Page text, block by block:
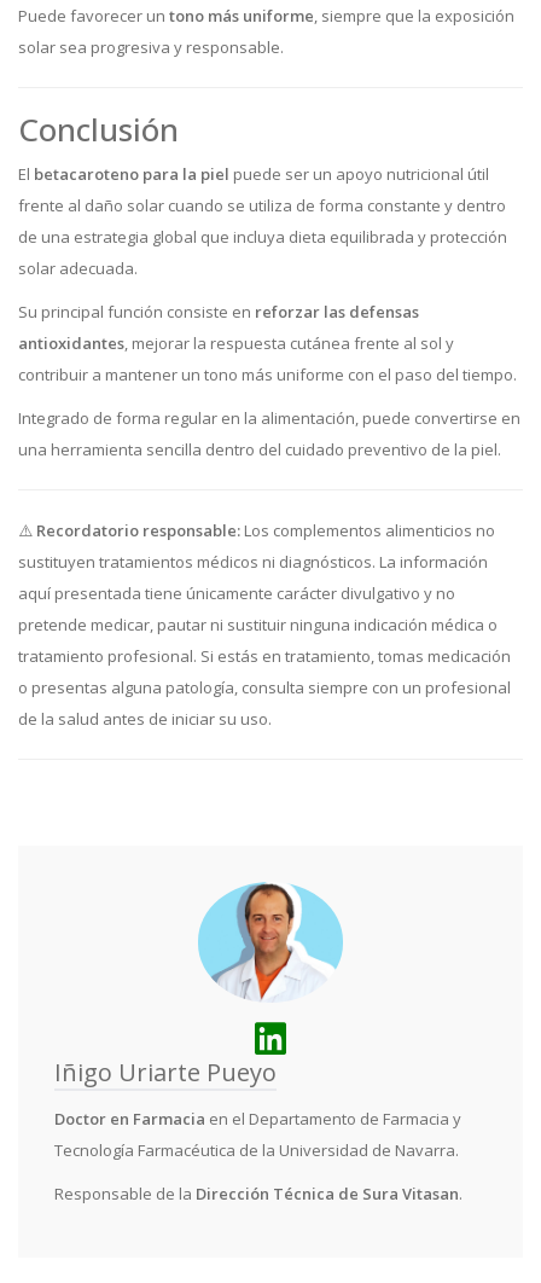
Puede favorecer un tono más uniforme, siempre que la exposición
solar sea progresiva y responsable.
Conclusión
El betacaroteno para la piel puede ser un apoyo nutricional útil
frente al daño solar cuando se utiliza de forma constante y dentro
de una estrategia global que incluya dieta equilibrada y protección
solar adecuada.
Su principal función consiste en reforzar las defensas
antioxidantes, mejorar la respuesta cutánea frente al sol y
contribuir a mantener un tono más uniforme con el paso del tiempo.
Integrado de forma regular en la alimentación, puede convertirse en
una herramienta sencilla dentro del cuidado preventivo de la piel.
⚠️ Recordatorio responsable: Los complementos alimenticios no
sustituyen tratamientos médicos ni diagnósticos. La información
aquí presentada tiene únicamente carácter divulgativo y no
pretende medicar, pautar ni sustituir ninguna indicación médica o
tratamiento profesional. Si estás en tratamiento, tomas medicación
o presentas alguna patología, consulta siempre con un profesional
de la salud antes de iniciar su uso.
Iñigo Uriarte Pueyo
Doctor en Farmacia en el Departamento de Farmacia y
Tecnología Farmacéutica de la Universidad de Navarra.
Responsable de la Dirección Técnica de Sura Vitasan.